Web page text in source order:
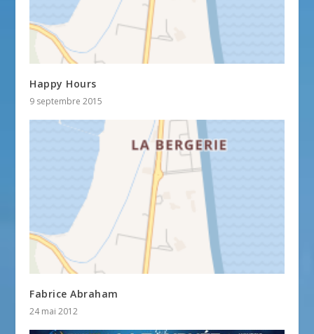
Happy Hours
9 septembre 2015
Fabrice Abraham
24 mai 2012